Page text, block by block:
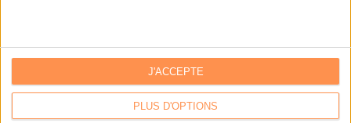
PLUS D'OPTIONS
J'ACCEPTE
Communiquer avec Archimag|Communiquer avec ACE